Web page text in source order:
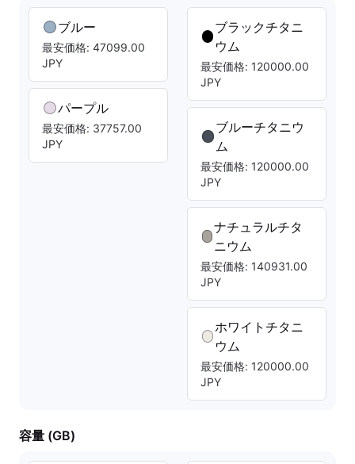
ブルー
最安価格: 47099.00
JPY
パープル
最安価格: 37757.00
JPY
ブラックチタニ
ウム
最安価格: 120000.00
JPY
ブルーチタニウ
ム
最安価格: 120000.00
JPY
ナチュラルチタ
ニウム
最安価格: 140931.00
JPY
ホワイトチタニ
ウム
最安価格: 120000.00
JPY
容量 (GB)